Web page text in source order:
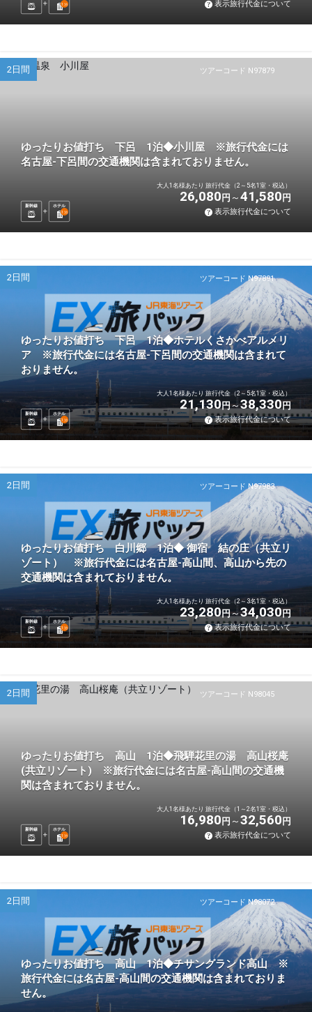
1 泊 表示旅行代金について
ツアーコード N97879
2日間
ゆったりお値打ち 下呂 1泊◆小川屋 ※旅行代金には
名古屋-下呂間の交通機関は含まれておりません。
新幹線
ホテル
1 泊
大人1名様あたり 旅行代金（2～5名1室・税込）
26,080 円 41,580 円
表示旅行代金について
ツアーコード N97891
2日間
ゆったりお値打ち 下呂 1泊◆ホテルくさかべアルメリ
ア ※旅行代金には名古屋-下呂間の交通機関は含まれて
おりません。
新幹線
ホテル
1 泊
大人1名様あたり 旅行代金（2～5名1室・税込）
21,130円 38,330円
表示旅行代金について
ツアーコード N97983
2日間
ゆったりお値打ち 白川郷 1泊◆ 御宿 結の庄（共立リ
ゾート） ※旅行代金には名古屋-高山間、高山から先の
交通機関は含まれておりません。
新幹線
ホテル
1 泊
大人1名様あたり 旅行代金（2～3名1室・税込）
23,280円 34,030円
表示旅行代金について
ツアーコード N98045
2日間
ゆったりお値打ち 高山 1泊◆飛騨花里の湯 高山桜庵
(共立リゾート) ※旅行代金には名古屋-高山間の交通機
関は含まれておりません。
新幹線
ホテル
1 泊
大人1名様あたり 旅行代金（1～2名1室・税込）
16,980 円 32,560 円
表示旅行代金について
ツアーコード N98072
2日間
ゆったりお値打ち 高山 1泊◆チサングランド高山 ※
旅行代金には名古屋-高山間の交通機関は含まれておりま
せん。